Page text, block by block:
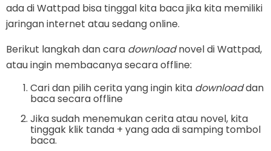
ada di Wattpad bisa tinggal kita baca jika kita memiliki
jaringan internet atau sedang online.
Berikut langkah dan cara downloadnovel di Wattpad,
atau ingin membacanya secara offline:
Cari dan pilih cerita yang ingin kita downloaddan
baca secara offline
Jika sudah menemukan cerita atau novel, kita
tinggak klik tanda + yang ada di samping tombol
baca.